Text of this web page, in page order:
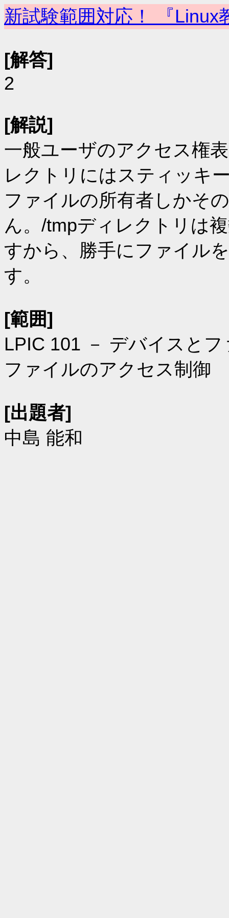
新試験範囲対応！ 『
[解答]
2
[解説]
一般ユーザのアクセス権
レクトリにはスティッキ
ファイルの所有者しかそ
ん。/tmpディレクトリは
すから、勝手にファイル
す。
[範囲]
LPIC 101 － デバイスと
ファイルのアクセス制御
[出題者]
中島 能和